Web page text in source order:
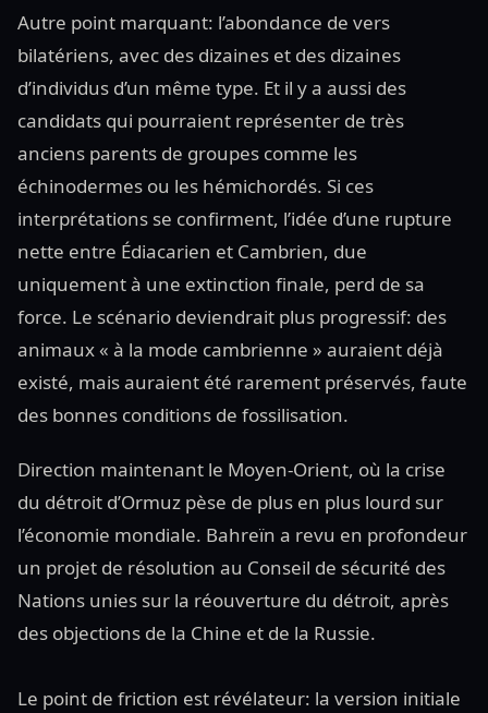
Autre point marquant: l’abondance de vers
bilatériens, avec des dizaines et des dizaines
d’individus d’un même type. Et il y a aussi des
candidats qui pourraient représenter de très
anciens parents de groupes comme les
échinodermes ou les hémichordés. Si ces
interprétations se confirment, l’idée d’une rupture
nette entre Édiacarien et Cambrien, due
uniquement à une extinction finale, perd de sa
force. Le scénario deviendrait plus progressif: des
animaux « à la mode cambrienne » auraient déjà
existé, mais auraient été rarement préservés, faute
des bonnes conditions de fossilisation.
Direction maintenant le Moyen-Orient, où la crise
du détroit d’Ormuz pèse de plus en plus lourd sur
l’économie mondiale. Bahreïn a revu en profondeur
un projet de résolution au Conseil de sécurité des
Nations unies sur la réouverture du détroit, après
des objections de la Chine et de la Russie.
Le point de friction est révélateur: la version initiale